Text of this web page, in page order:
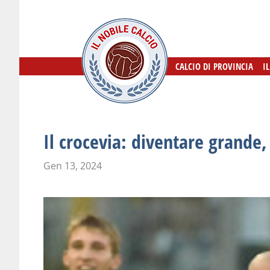
CALCIO DI PROVINCIA
CALCIO DI PROVINCIA
Il crocevia: diventare
Gen 13, 2024